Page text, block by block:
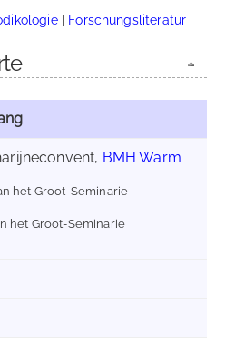
| Forschungsliteratur
BMH Warm
het Groot-Seminarie
het Groot-Seminarie